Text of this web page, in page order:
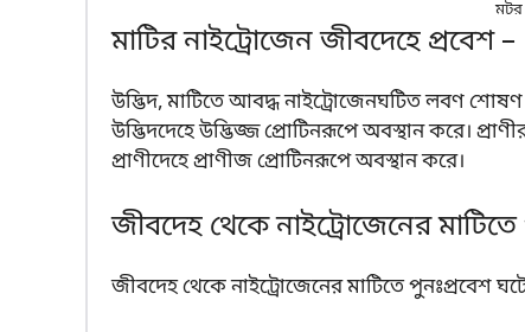
মটর
মাটির নাইট্রোজেন জীবদেহে প্রবেশ –
উদ্ভিদ, মাটিতে আবদ্ধ নাইট্রোজেনঘটিত লবণ
উদ্ভিদদেহে উদ্ভিজ্জ প্রোটিনরূপে অবস্থান করে।
প্রাণীদেহে প্রাণীজ প্রোটিনরূপে অবস্থান করে।
জীবদেহ থেকে নাইট্রোজেনের
জীবদেহ থেকে নাইট্রোজেনের মাটিতে পুনঃপ্রবেশ